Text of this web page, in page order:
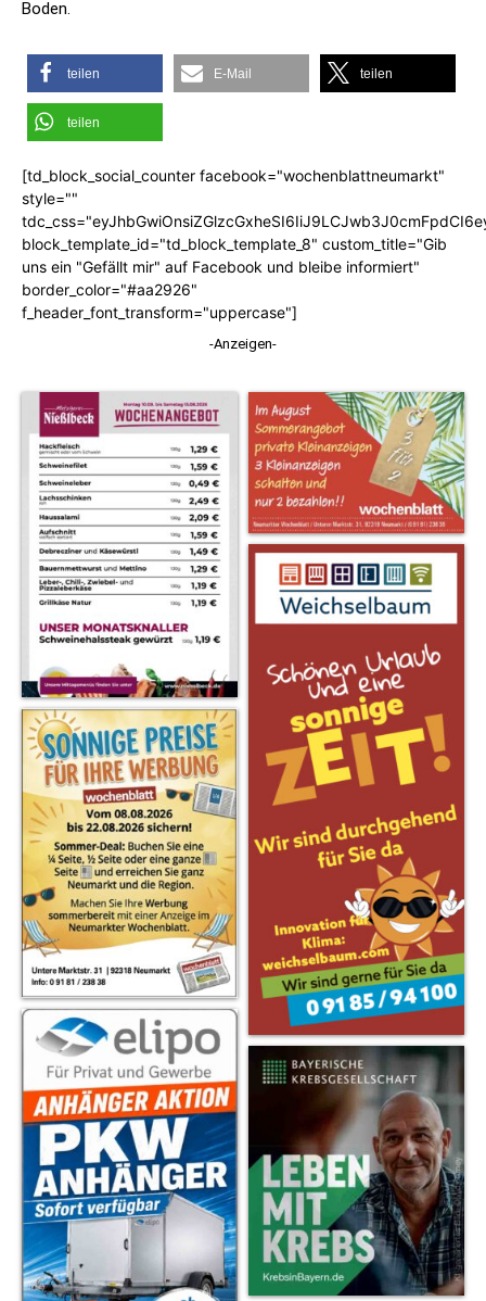
Boden.
teilen E-Mail teilen
teilen
[td_block_social_counter facebook="wochenblattneumarkt"
style=""
block_template_id="td_block_template_8" custom_title="Gib
uns ein "Gefällt mir" auf Facebook und bleibe informiert"
border_color="#aa2926"
f_header_font_transform="uppercase"]
-Anzeigen-